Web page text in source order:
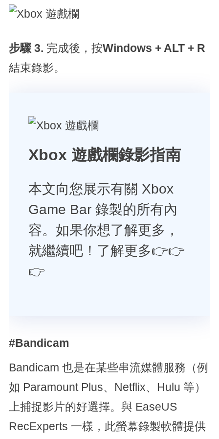
步驟 3. 完成後，按Windows + ALT + R
結束錄影。
Xbox 遊戲欄錄影指南
本文向您展示有關 Xbox
Game Bar 錄製的所有內
容。如果你想了解更多，
就繼續吧！了解更多👉👉
👉
#Bandicam
Bandicam 也是在某些串流媒體服務（例
如 Paramount Plus、Netflix、Hulu 等）
上捕捉影片的好選擇。與 EaseUS
RecExperts 一樣，此螢幕錄製軟體提供